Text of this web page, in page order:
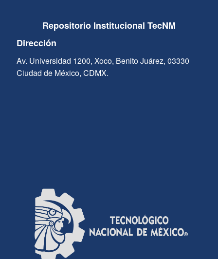
Repositorio Institucional TecNM
Dirección
Av. Universidad 1200, Xoco, Benito Juárez, 03330
Ciudad de México, CDMX.